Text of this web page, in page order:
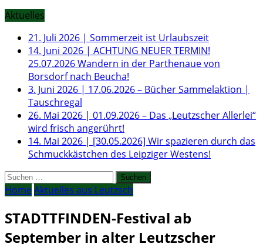
Aktuelles
21. Juli 2026 | Sommerzeit ist Urlaubszeit
14. Juni 2026 | ACHTUNG NEUER TERMIN!
25.07.2026 Wandern in der Parthenaue von
Borsdorf nach Beucha!
3. Juni 2026 | 17.06.2026 – Bücher Sammelaktion |
Tauschregal
26. Mai 2026 | 01.09.2026 – Das „Leutzscher Allerlei“
wird frisch angerührt!
14. Mai 2026 | [30.05.2026] Wir spazieren durch das
Schmuckkästchen des Leipziger Westens!
Suchen
nach:
HomeAktuelles aus Leutzsch
STADTTFINDEN-Festival ab
September in alter Leutzscher